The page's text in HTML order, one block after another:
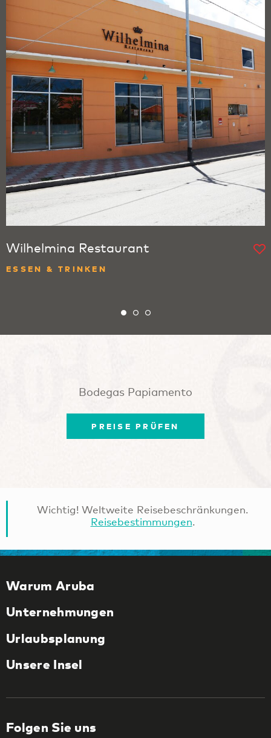
Wilhelmina Restaurant
ESSEN & TRINKEN
Bodegas Papiamento
PREISE PRÜFEN
Wichtig! Weltweite Reisebeschränkungen.
Reisebestimmungen.
Warum Aruba
Unternehmungen
Urlaubsplanung
Unsere Insel
Folgen Sie uns